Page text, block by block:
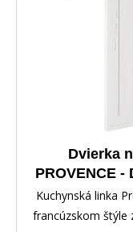
Dvierka
PROVENCE
Kuchynská linka
francúzskom štýle